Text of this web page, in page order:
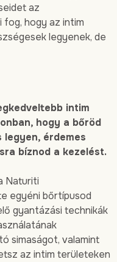
az
fog, hogy az intim
legyenek, de
intim
hogy a bőröd
legyen, érdemes
bíznod a kezelést.
Naturiti
egyéni bőrtípusod
gyantázási technikák
simaságot, valamint
az intim területeken